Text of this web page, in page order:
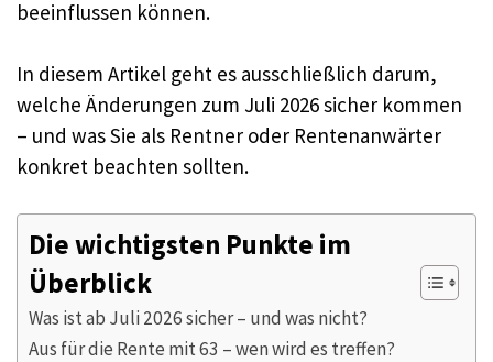
beeinflussen können.
In diesem Artikel geht es ausschließlich darum,
welche Änderungen zum Juli 2026 sicher kommen
– und was Sie als Rentner oder Rentenanwärter
konkret beachten sollten.
Die wichtigsten Punkte im
Überblick
Was ist ab Juli 2026 sicher – und was nicht?
Aus für die Rente mit 63 – wen wird es treffen?